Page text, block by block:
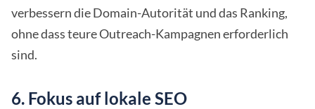
verbessern die Domain-Autorität und das Ranking,
ohne dass teure Outreach-Kampagnen erforderlich
sind.
6. Fokus auf lokale SEO